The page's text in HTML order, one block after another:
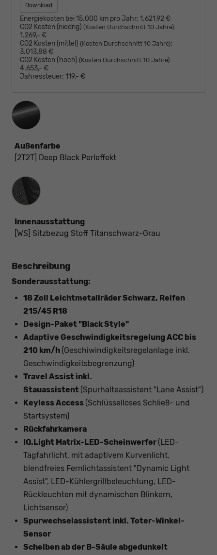
Download
Energiekosten bei 15.000 km pro Jahr: 1.621,92 €
CO2 Kosten (niedrig) (Kosten Durchschnitt 10 Jahre):
1.269,- €
CO2 Kosten (mittel) (Kosten Durchschnitt 10 Jahre):
3.013,88 €
CO2 Kosten (hoch) (Kosten Durchschnitt 10 Jahre):
4.653,- €
Jahressteuer: 119,- €
Außenfarbe
[2T2T] Deep Black Perleffekt
Innenausstattung
Innenausstattung
[WS] Sitzbezug Stoff Titanschwarz-Grau
Beschreibung
Sonderausstattung:
18 Zoll Leichtmetallräder Schwarz, Reifen
215/45 R18
Design-Paket "Black Style"
Adaptive Geschwindigkeitsregelung ACC bis
210 km/h (Geschiwindigkeitsregelanlage inkl.
Geschwindigkeitsbegrenzung)
Travel Assist inkl.
Stauassistent (Spurhalteassistent "Lane Assist")
Keyless Access (Schlüsselloses Schließ- und
Startsystem)
Rückfahrkamera
IQ.Light Matrix-LED-Scheinwerfer (LED-
Tagfahrlicht, mit adaptivem Kurvenlicht,
blendfreies Fernlichtassistent "Dynamic Light
Assist", LED-Kühlergrillbeleuchtung, LED-
Rückleuchten mit dynamischen Blinkern,
Lichtsensor)
Spurwechselassistent inkl. Toter-Winkel-
Sensor
Scheiben ab der B-Säule abgedunkelt